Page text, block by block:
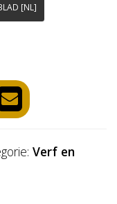
[NL]
Verf en